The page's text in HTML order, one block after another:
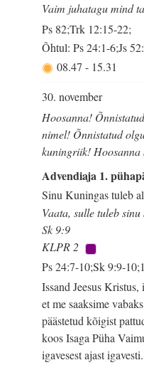
Vaim juhatagu mind
Ps 82;Trk 12:15-22;
Õhtul: Ps 24:1-6;Js
08.47- 15.31
30. november
Hoosanna!
nimel! Õnnistatud
kuningriik! Hoosanna
Advendiaja 1.
Sinu Kuningas tuleb
Vaata, sulle tuleb
Sk 9:9
KLPR 2
Ps 24:7-10;Sk 9:9-
Issand Jeesus
et me saaksime
päästetud kõigist
koos Isaga Püha
igavesest ajast igavesti.